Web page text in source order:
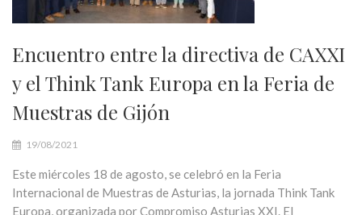
Encuentro entre la directiva de CAXXI
y el Think Tank Europa en la Feria de
Muestras de Gijón
19/08/2021
Este miércoles 18 de agosto, se celebró en la Feria
Internacional de Muestras de Asturias, la jornada Think Tank
Europa, organizada por Compromiso Asturias XXI. El